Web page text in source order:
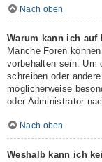
Nach oben
Warum kann ich
Manche Foren
vorbehalten sein. Um
schreiben oder
möglicherweise
oder Administrator
Nach oben
Weshalb kann ich